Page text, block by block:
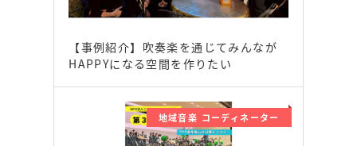
【事例紹介】吹奏楽を通じてみんなが
HAPPYになる空間を作りたい
地域音楽 コーディネーター